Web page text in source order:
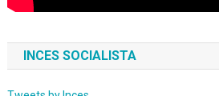
INCES SOCIALISTA